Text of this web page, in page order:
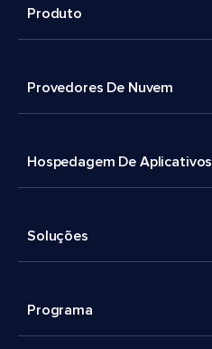
Produto
Provedores De Nuvem
Hospedagem De Aplicativos
Soluções
Programa